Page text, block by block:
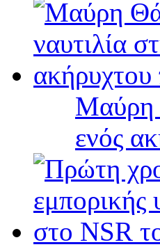
Μαύρη
ενός